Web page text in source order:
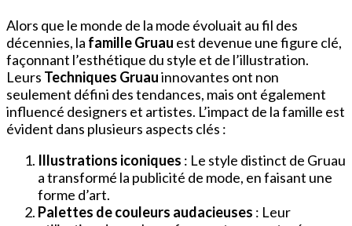
Alors que le monde de la mode évoluait au fil des
décennies, la famille Gruau est devenue une figure clé,
façonnant l’esthétique du style et de l’illustration.
Leurs Techniques Gruauinnovantes ont non
seulement défini des tendances, mais ont également
influencé designers et artistes. L’impact de la famille est
évident dans plusieurs aspects clés :
Illustrations iconiques : Le style distinct de Gruau
a transformé la publicité de mode, en faisant une
forme d’art.
Palettes de couleurs audacieuses : Leur